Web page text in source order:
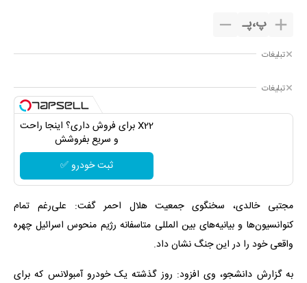
پ،پـ
تبلیغات
تبلیغات
X22 برای فروش داری؟ اینجا راحت
و سریع بفروشش
ثبت خودرو ✅
مجتبی خالدی، سخنگوی جمعیت هلال احمر گفت: علی‌رغم تمام
کنوانسیون‌ها و بیانیه‌های بین المللی متاسفانه رژیم منحوس اسرائیل چهره
واقعی خود را در این جنگ نشان داد.
به گزارش دانشجو، وی افزود: روز گذشته یک خودرو آمبولانس که برای